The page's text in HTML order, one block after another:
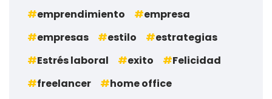
emprendimiento
empresa
empresas
estilo
estrategias
Estrés laboral
exito
Felicidad
freelancer
home office